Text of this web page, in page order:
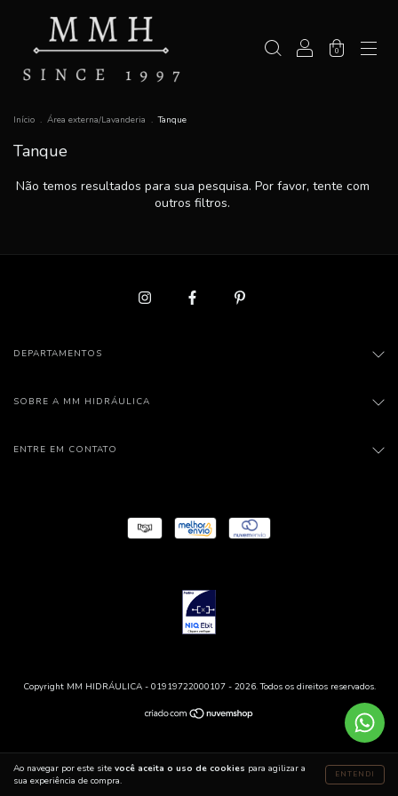
0
Ao navegar por este site você aceita o uso de cookies para agilizar a
sua experiência de compra.
ENTENDI
Início . Área externa/Lavanderia . Tanque
Tanque
Não temos resultados para sua pesquisa. Por favor, tente com
outros filtros.
DEPARTAMENTOS
SOBRE A MM HIDRÁULICA
ENTRE EM CONTATO
Copyright MM HIDRÁULICA - 01919722000107 - 2026. Todos os direitos reservados.